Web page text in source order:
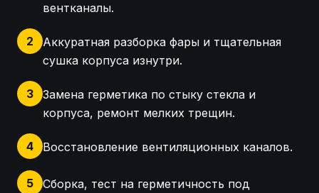
вентканалы.
2
Аккуратная разборка фары и тщательная
сушка корпуса изнутри.
3
Замена герметика по стыку стекла и
корпуса, ремонт мелких трещин.
4 Восстановление вентиляционных каналов.
5
Сборка, тест на герметичность под